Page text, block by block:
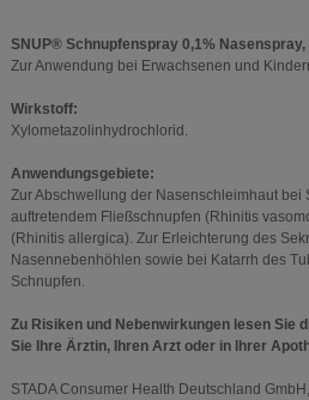
SNUP® Schnupfenspray 0,1% Nasenspray,
Zur Anwendung bei Erwachsenen und
Wirkstoff:
Xylometazolinhydrochlorid.
Anwendungsgebiete:
Zur Abschwellung der Nasenschleimhaut bei
auftretendem Fließschnupfen (Rhinitis
(Rhinitis allergica). Zur Erleichterung des
Nasennebenhöhlen sowie bei Katarrh des
Schnupfen.
Zu Risiken und Nebenwirkungen lesen Sie
Sie Ihre Ärztin, Ihren Arzt oder in Ihrer
STADA Consumer Health Deutschland GmbH,